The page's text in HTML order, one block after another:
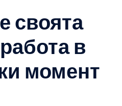
своята
в
момент